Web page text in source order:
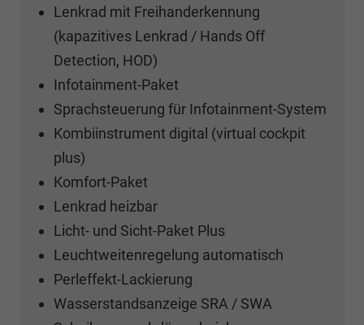
Lenkrad mit Freihanderkennung
(kapazitives Lenkrad / Hands Off
Detection, HOD)
Infotainment-Paket
Sprachsteuerung für Infotainment-System
Kombiinstrument digital (virtual cockpit
plus)
Komfort-Paket
Lenkrad heizbar
Licht- und Sicht-Paket Plus
Leuchtweitenregelung automatisch
Perleffekt-Lackierung
Wasserstandsanzeige SRA / SWA